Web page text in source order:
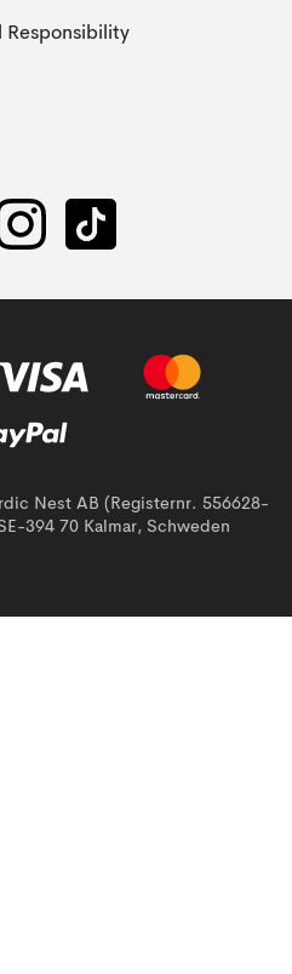
Responsibility
Nest AB (Registernr. 556628-
394 70 Kalmar, Schweden